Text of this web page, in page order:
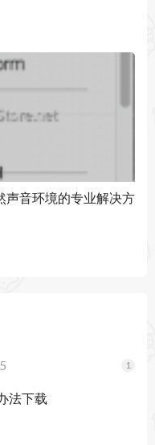
幽灵，心跳，火
，神奇的编钟，夜
黎咖啡馆，粉红噪
，船体，太空无人
热带鸟类，乙烯基
阿尔法波，Beta
波。
单而优雅的乐器，
声音
声音环境的专业解决方
法下载